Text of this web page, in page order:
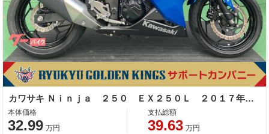
カワサキ Ｎｉｎｊａ ２５０ ＥＸ２５０Ｌ ２０１７年モデル キャンディープラズマブルー
本体価格
32.99 万円
支払総額
39.63 万円